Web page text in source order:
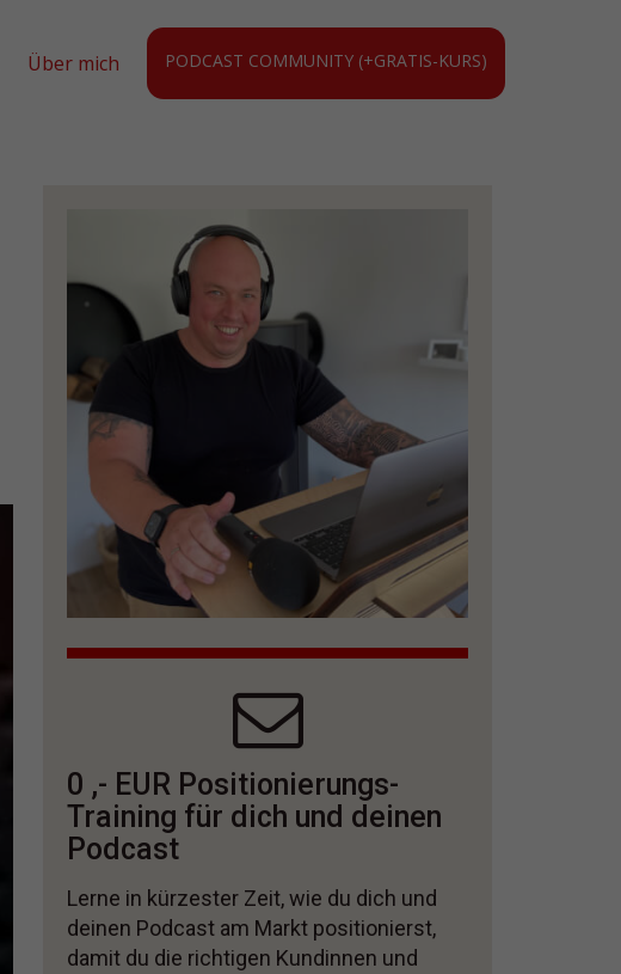
Über mich PODCAST COMMUNITY (+GRATIS-KURS)
0 ,- EUR Positionierungs-
Training für dich und deinen
Podcast
Lerne in kürzester Zeit, wie du dich und
deinen Podcast am Markt positionierst,
damit du die richtigen Kundinnen und